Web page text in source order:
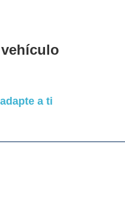
a ti